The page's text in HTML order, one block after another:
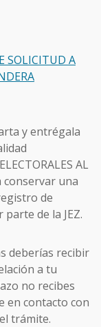
SOLICITUD A
y entrégala
AL
conservar una
de
de la JEZ.
deberías recibir
a tu
no recibes
en contacto con
trámite.